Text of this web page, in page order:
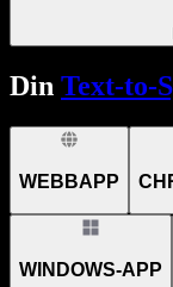
Din Text-to-
WEBBAPP
WINDOWS-APP